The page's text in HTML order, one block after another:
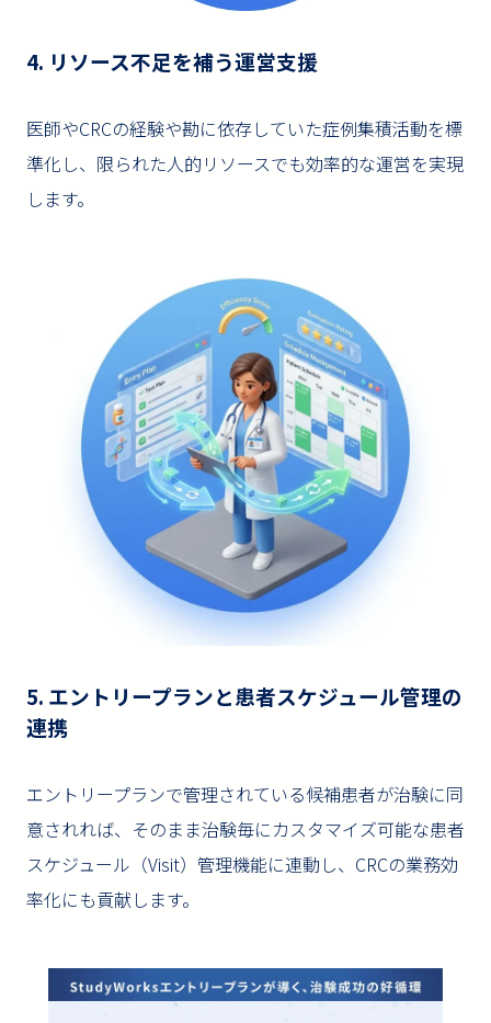
4. リソース不足を補う運営支援
医師やCRCの経験や勘に依存していた症例集積活動を標
準化し、限られた人的リソースでも効率的な運営を実現
します。
5. エントリープランと患者スケジュール管理の
連携
エントリープランで管理されている候補患者が治験に同
意されれば、そのまま治験毎にカスタマイズ可能な患者
スケジュール（Visit）管理機能に連動し、CRCの業務効
率化にも貢献します。